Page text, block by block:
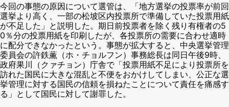
今回の事態の原因について選管は、「地方選挙の投票率が前回
選挙より高く、一部の松坡区内投票所で準備していた投票用紙
が不足した」と説明した。期日前投票者を除く残り有権者の5
0％分の投票用紙を印刷したが、各投票所の需要に合わせ適時
に配分できなかったという。事態が拡大すると、中央選挙管理
委員会の許鉄薫（ホ・チョルフン）事務総長は同日午後9時、
政府果川（クァチョン）庁舎で「投票用紙不足により投票所を
訪れた国民に大きな混乱と不便をおかけしてしまい、公正な選
挙管理に対する国民の信頼を損ねたことについて責任を痛感す
る」として国民に対して謝罪した。